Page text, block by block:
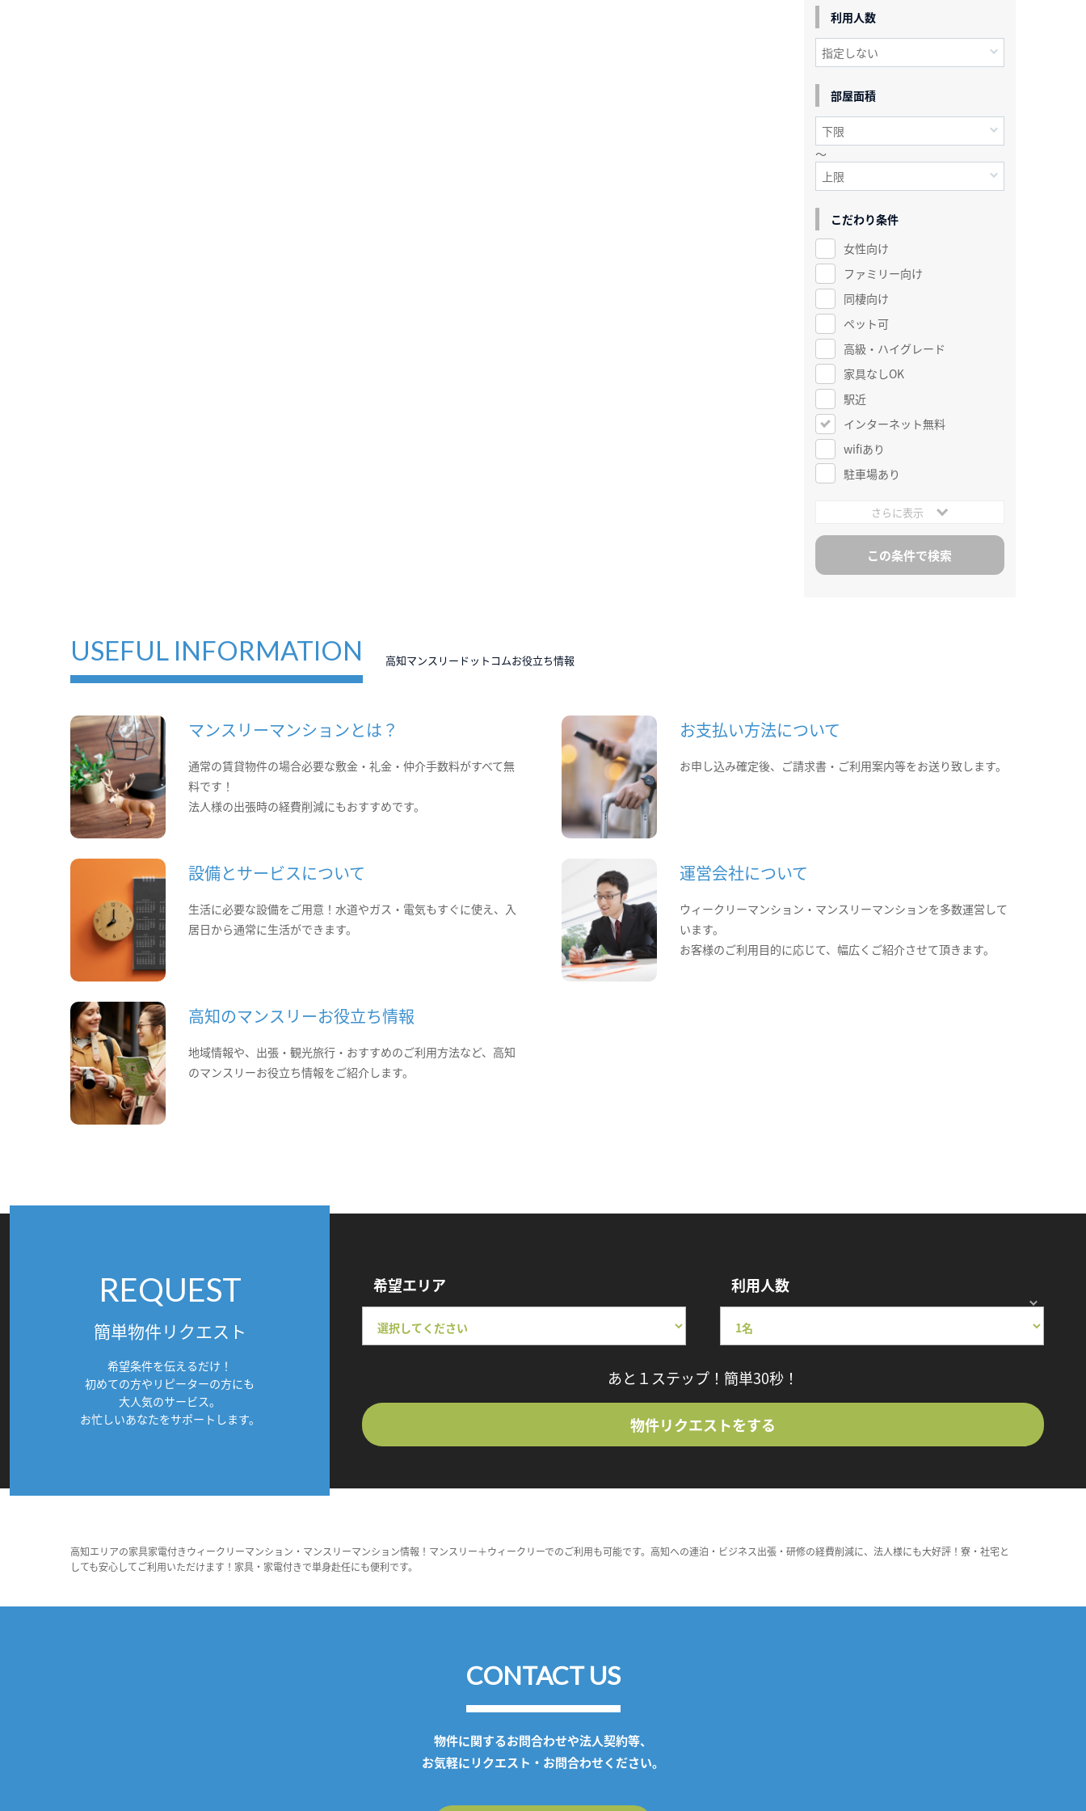
利用人数
部屋面積
～
こだわり条件
女性向け
ファミリー向け
同棲向け
ペット可
高級・ハイグレード
家具なしOK
駅近
インターネット無料
wifiあり
駐車場あり
さらに表示
USEFUL INFORMATION 高知マンスリードットコムお役立ち情報
マンスリーマンションとは？
通常の賃貸物件の場合必要な敷金・礼金・仲介手数料がすべて無
料です！
法人様の出張時の経費削減にもおすすめです。
お支払い方法について
お申し込み確定後、ご請求書・ご利用案内等をお送り致します。
設備とサービスについて
生活に必要な設備をご用意！水道やガス・電気もすぐに使え、入
居日から通常に生活ができます。
運営会社について
ウィークリーマンション・マンスリーマンションを多数運営して
います。
お客様のご利用目的に応じて、幅広くご紹介させて頂きます。
高知のマンスリーお役立ち情報
地域情報や、出張・観光旅行・おすすめのご利用方法など、高知
のマンスリーお役立ち情報をご紹介します。
REQUEST
簡単物件リクエスト
希望条件を伝えるだけ！
初めての方やリピーターの方にも
大人気のサービス。
お忙しいあなたをサポートします。
希望エリア 利用人数
あと１ステップ！簡単30秒！
物件リクエストをする
高知エリアの家具家電付きウィークリーマンション・マンスリーマンション情報！マンスリー＋ウィークリーでのご利用も可能です。高知への連泊・ビジネス出張・研修の経費削減に、法人様にも大好評！寮・社宅と
しても安心してご利用いただけます！家具・家電付きで単身赴任にも便利です。
CONTACT US
物件に関するお問合わせや法人契約等、
お気軽にリクエスト・お問合わせください。